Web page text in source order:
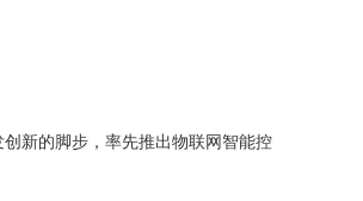
新的脚步，率先推出物联网智能控